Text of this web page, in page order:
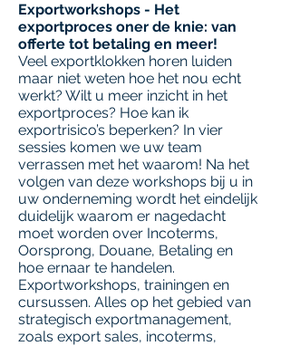
Exportworkshops - Het
exportproces oner de knie: van
offerte tot betaling en meer!
Veel exportklokken horen luiden
maar niet weten hoe het nou echt
werkt? Wilt u meer inzicht in het
exportproces? Hoe kan ik
exportrisico’s beperken? In vier
sessies komen we uw team
verrassen met het waarom! Na het
volgen van deze workshops bij u in
uw onderneming wordt het eindelijk
duidelijk waarom er nagedacht
moet worden over Incoterms,
Oorsprong, Douane, Betaling en
hoe ernaar te handelen.
Exportworkshops, trainingen en
cursussen. Alles op het gebied van
strategisch exportmanagement,
zoals export sales, incoterms,